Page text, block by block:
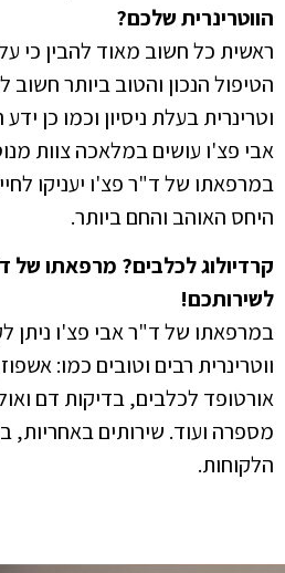
הווטרינרית שלכם?
ראשית כל חשוב מאוד להבין כי
הטיפול הנכון והטוב ביותר
וטרינרית בעלת ניסיון וכמו כן
אבי פצ'ו עושים במלאכה צוות
במרפאתו של ד"ר פצ'ו יעניקו
היחס האוהב והחם ביותר.
קרדיולוג לכלבים? מרפאתו של
לשירותכם!
במרפאתו של ד"ר אבי פצ'ו ניתן
ווטרינרית רבים וטובים כמו:
אורטופד לכלבים, בדיקות דם
מספרה ועוד. שירותים באחריות,
הלקוחות.